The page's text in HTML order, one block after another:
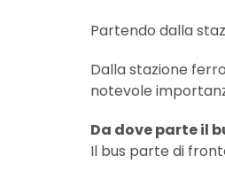
Partendo dalla
Dalla stazione
notevole
Da dove parte il
Il bus parte di